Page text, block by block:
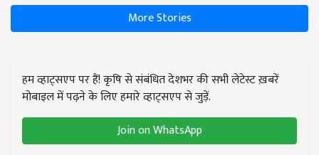
More Stories
हम व्हाट्सएप पर हैं! कृषि से संबंधित देशभर की सभी लेटेस्ट ख़बरें
मोबाइल में पढ़ने के लिए हमारे व्हाट्सएप से जुड़ें.
Join on WhatsApp